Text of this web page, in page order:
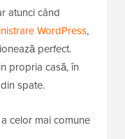
atunci când
WordPress,
perfect.
propria casă, în
spate.
celor mai comune